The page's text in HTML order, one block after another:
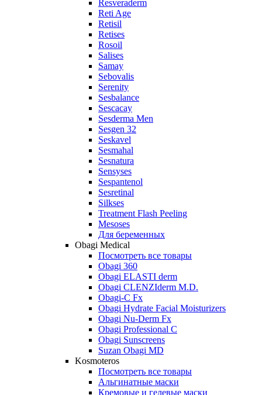
Resveraderm
Reti Age
Retisil
Retises
Rosoil
Salises
Samay
Sebovalis
Serenity
Sesbalance
Sescacay
Sesderma Men
Sesgen 32
Seskavel
Sesmahal
Sesnatura
Sensyses
Sespantenol
Sesretinal
Silkses
Treatment Flash Peeling
Mesoses
Для беременных
Obagi Medical
Посмотреть все товары
Obagi 360
Obagi ELASTI derm
Obagi CLENZIderm M.D.
Obagi-C Fx
Obagi Hydrate Facial Moisturizers
Obagi Nu-Derm Fx
Obagi Professional C
Obagi Sunscreens
Suzan Obagi MD
Kosmoteros
Посмотреть все товары
Альгинатные маски
Кремовые и гелевые маски